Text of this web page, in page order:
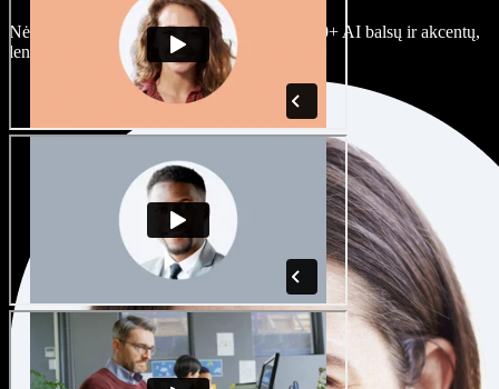
Nėra dviejų vienodų projektų. Rinkitės iš 100+ AI balsų ir akcentų,
lengvai juos prisitaikykite.